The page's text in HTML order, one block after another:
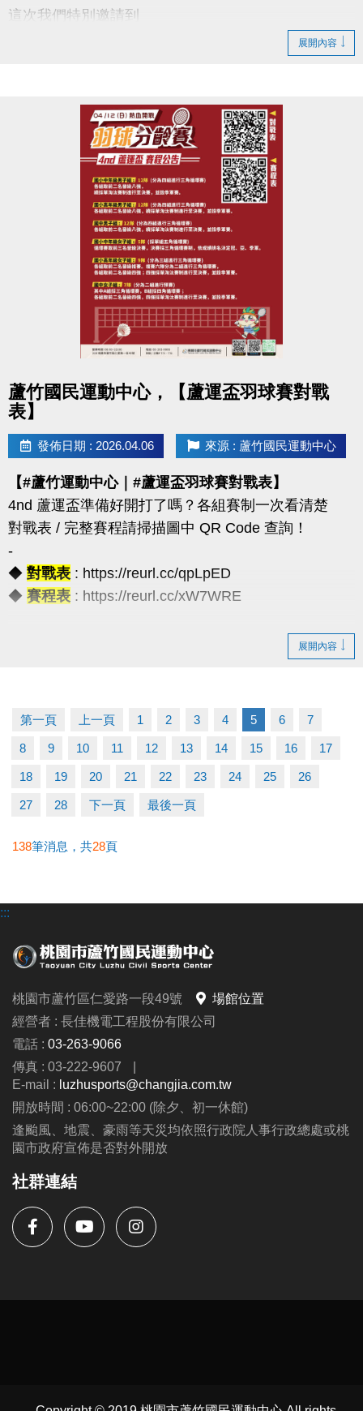
這次我們特別邀請到
帶你一起：
◎ 認識「自我覺察」的重要性
◎ 學會辨識情緒與內在需求
◎ 練習簡單實用的覺察技巧
◎ 提升面對壓力與關係的能力
◆時間｜4/22 (三) 早上 10:00－12:00
◆地點｜蘆竹國民運動中心 3樓社區教室
◆洽詢專線｜03-2639066 #106
◆公益免費講座・限額30位
◆掃描 QR Code 填表報名，馬上卡位
◆報名連結：https://forms.gle/JoHWjJ3ikHMRFTwcA
展開內容
蘆竹國民運動中心，【蘆運盃羽球賽對戰
表】
發佈日期 : 2026.04.06 來源 : 蘆竹國民運動中心
【#蘆竹運動中心｜#蘆運盃羽球賽對戰表】
4nd 蘆運盃準備好開打了嗎？各組賽制一次看清楚
對戰表 / 完整賽程請掃描圖中 QR Code 查詢！
-
◆ 對戰表 : https://reurl.cc/qpLpED
◆ 賽程表 : https://reurl.cc/xW7WRE
（一）報名請攜帶學生證為憑，不可降級參加。
（三）超過比賽時間 3 分鐘未出賽者，以棄權論（以
大會掛鐘為準）。
（四）為使比賽順利進行，大會有權調度場地安排及
出場順序，不得異議。
解釋等權利。
-洽詢專線：03-2639066 #115、116
-官網 :
https://www.lzsports.com.tw/zh_TW/news/pageID/1/
-FB : 桃園市蘆竹國民運動中心
-IG : @luzhusports
展開內容
第一頁 上一頁 1 2 3 4 5 6 7
8 9 10 11 12 13 14 15 16 17
18 19 20 21 22 23 24 25 26
27 28 下一頁 最後一頁
138筆消息，共28頁
:::
桃園市蘆竹區仁愛路一段49號
場館位置
經營者 : 長佳機電工程股份有限公司
電話 : 03-263-9066
傳真 : 03-222-9607
|
E-mail : luzhusports@changjia.com.tw
開放時間 : 06:00~22:00 (除夕、初一休館)
逢颱風、地震、豪雨等天災均依照行政院人事行政總處或桃
園市政府宣佈是否對外開放
社群連結